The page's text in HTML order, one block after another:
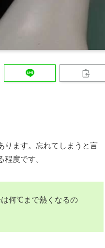
ります。忘れてしまうと言
度です。
は何℃まで熱くなるの